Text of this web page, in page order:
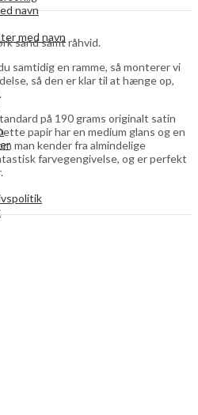
navn
med navn
sand samt råhvid.
samtidig en ramme, så monterer vi
så den er klar til at hænge op,
på 190 grams originalt satin
papir har en medium glans og en
man kender fra almindelige
farvegengivelse, og er perfekt